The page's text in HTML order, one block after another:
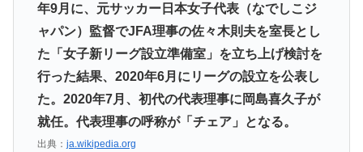
年9月に、元サッカー日本女子代表（なでしこジ
ャパン）監督でJFA理事の佐々木則夫を室長とし
た「女子新リーグ設立準備室」を立ち上げ検討を
行った結果、2020年6月にリーグの設立を公表し
た。2020年7月、初代の代表理事に岡島喜久子が
就任。代表理事の呼称が「チェア」となる。
出典： ja.wikipedia.org